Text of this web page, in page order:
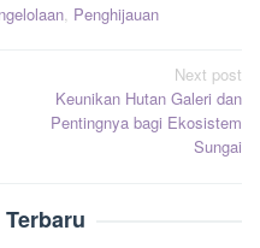
Penghijauan
Next post
Keunikan Hutan Galeri dan
Pentingnya bagi Ekosistem
Sungai